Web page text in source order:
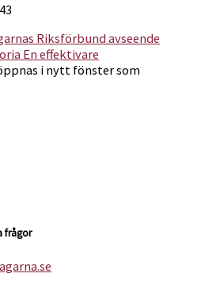
Riksförbund avseende
En effektivare
i nytt fönster som
frågor